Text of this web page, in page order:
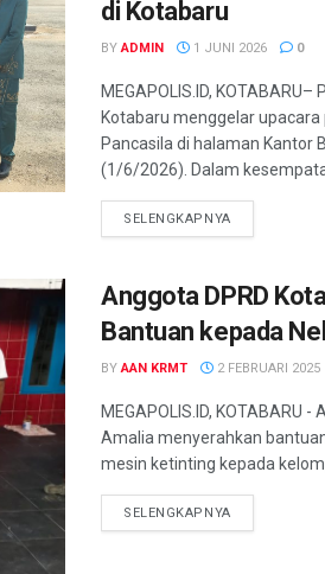
di Kotabaru
BY ADMIN 1 JUNI 2026 0
MEGAPOLIS.ID,
Kotabaru menggelar
Pancasila di halaman Kantor
(1/6/2026). Dalam
SELENGKAPNYA
Anggota DPRD
Bantuan kepada
BY AAN KRMT 2 FEBRUARI 2025
MEGAPOLIS.ID, KOTABARU
Amalia menyerahkan
mesin ketinting kepada
SELENGKAPNYA